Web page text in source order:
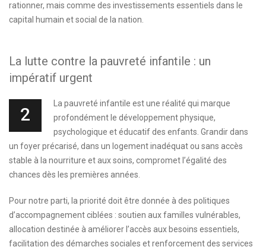
rationner, mais comme des investissements essentiels dans le
capital humain et social de la nation.
La lutte contre la pauvreté infantile : un
impératif urgent
2
La pauvreté infantile est une réalité qui marque
profondément le développement physique,
psychologique et éducatif des enfants. Grandir dans
un foyer précarisé, dans un logement inadéquat ou sans accès
stable à la nourriture et aux soins, compromet l’égalité des
chances dès les premières années.
Pour notre parti, la priorité doit être donnée à des politiques
d’accompagnement ciblées : soutien aux familles vulnérables,
allocation destinée à améliorer l’accès aux besoins essentiels,
facilitation des démarches sociales et renforcement des services